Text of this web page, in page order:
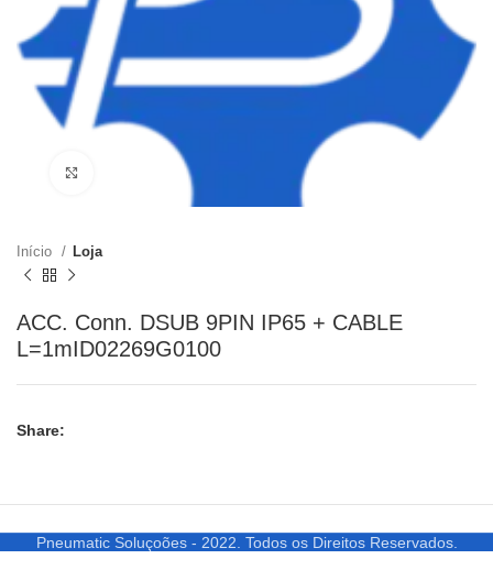
Clique para ampliar
Início Loja
ACC. Conn. DSUB 9PIN IP65 + CABLE
L=1mID02269G0100
Share:
Pneumatic Soluçoões - 2022. Todos os Direitos Reservados.